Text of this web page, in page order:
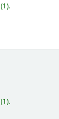
(1).
(1).